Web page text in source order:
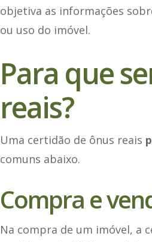
objetiva as informações
ou uso do imóvel.
Para que
reais?
Uma certidão de ônus reais
comuns abaixo.
Compra e
Na compra de um imóvel, a